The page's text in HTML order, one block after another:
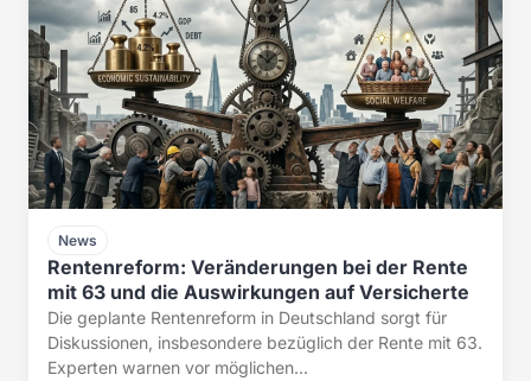
News
Rentenreform: Veränderungen bei der Rente
mit 63 und die Auswirkungen auf Versicherte
Die geplante Rentenreform in Deutschland sorgt für
Diskussionen, insbesondere bezüglich der Rente mit 63.
Experten warnen vor möglichen...